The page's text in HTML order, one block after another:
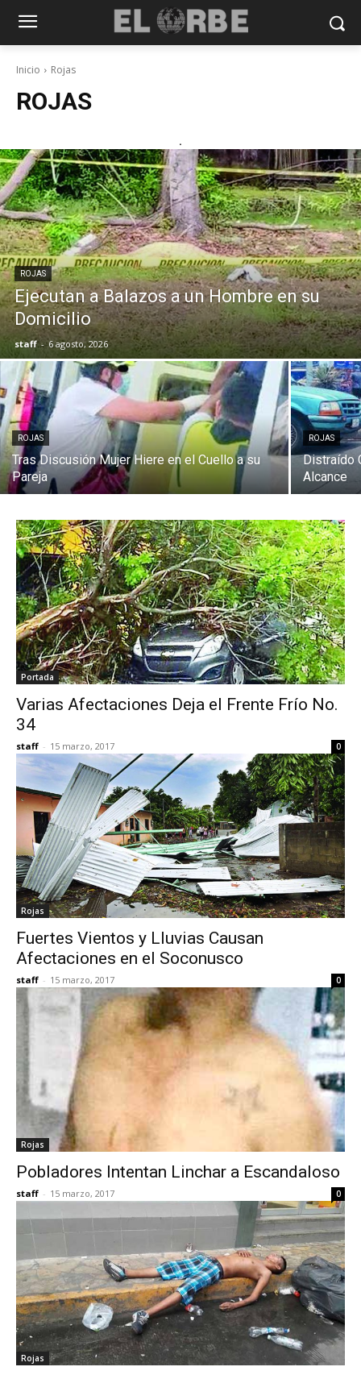
Inicio Rojas
ROJAS
.
ROJAS
Ejecutan a Balazos a un Hombre en su
Domicilio
staff - 6 agosto, 2026
ROJAS
Tras Discusión Mujer Hiere en el Cuello a su
Pareja
ROJAS
Distraído
Alcance
Portada
Varias Afectaciones Deja el Frente Frío No.
34
staff - 15 marzo, 2017 0
Rojas
Fuertes Vientos y Lluvias Causan
Afectaciones en el Soconusco
staff - 15 marzo, 2017 0
Rojas
Pobladores Intentan Linchar a Escandaloso
staff - 15 marzo, 2017 0
Rojas